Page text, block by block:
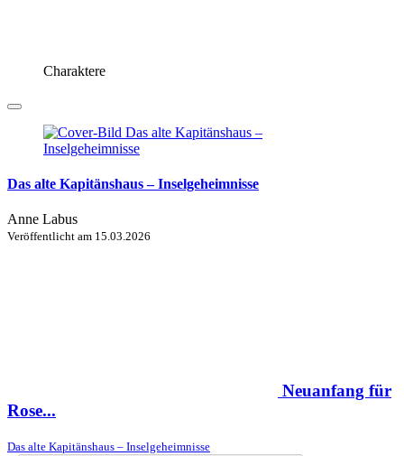
Charaktere
Das alte Kapitänshaus – Inselgeheimnisse
Anne Labus
Veröffentlicht am 15.03.2026
Neuanfang für
Rose...
Das alte Kapitänshaus – Inselgeheimnisse